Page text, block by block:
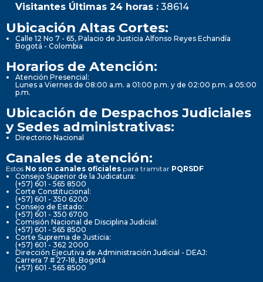
Visitantes Últimas 24 horas : 38614
Ubicación Altas Cortes:
Calle 12 No 7 - 65, Palacio de Justicia Alfonso Reyes Echandía
Bogotá - Colombia
Horarios de Atención:
Atención Presencial:
Lunes a Viernes de 08:00 a.m. a 01:00 p.m. y de 02:00 p.m. a 05:00
p.m.
Ubicación de Despachos Judiciales
y Sedes administrativas:
Directorio Nacional
Canales de atención:
Estos No son canales oficiales para tramitar PQRSDF
Consejo Superior de la Judicatura:
(+57) 601 - 565 8500
Corte Constitucional:
(+57) 601 - 350 6200
Consejo de Estado:
(+57) 601 - 350 6700
Comisión Nacional de Disciplina Judicial:
(+57) 601 - 565 8500
Corte Suprema de Justicia:
(+57) 601 - 362 2000
Dirección Ejecutiva de Administración Judicial - DEAJ:
Carrera 7 # 27-18, Bogotá
(+57) 601 - 565 8500